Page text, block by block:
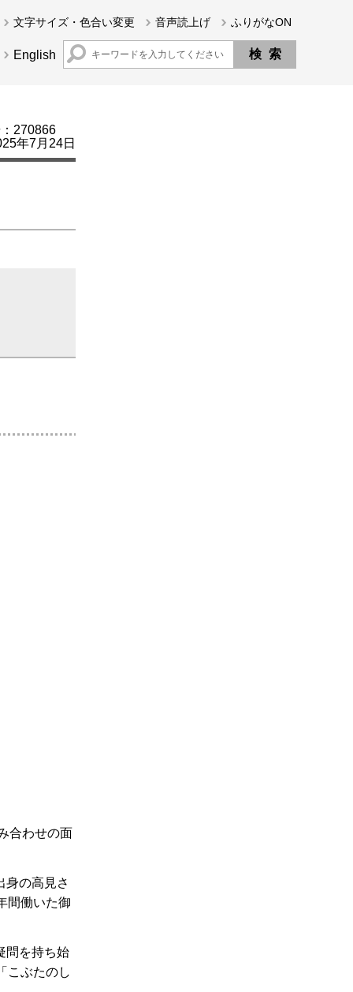
文字サイズ・色合い変更 音声読上げ ふりがなON
English
270866
年7月24日
合わせの面
身の高見さ
間働いた御
問を持ち始
こぶたのし